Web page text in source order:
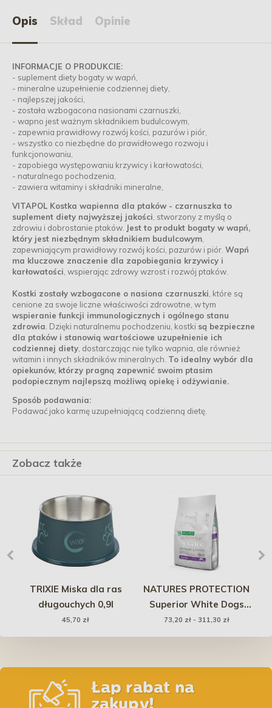
Opis Skład Opinie
INFORMACJE O PRODUKCIE:
- suplement diety bogaty w wapń,
- mineralne uzupełnienie codziennej diety,
- najlepszej jakości,
- została wzbogacona nasionami czarnuszki,
- wapno jest ważnym składnikiem budulcowym,
- zapewnia prawidłowy rozwój kości, pazurów i piór,
- wszystko co niezbędne do prawidłowego rozwoju i
funkcjonowaniu,
- zapobiega występowaniu krzywicy i karłowatości,
- naturalnego pochodzenia,
- zawiera witaminy i składniki mineralne,
VITAPOL Kostka wapienna dla ptaków - czarnuszka to
suplement diety najwyższej jakości , stworzony z myślą o
zdrowiu i dobrostanie ptaków. Jest to produkt bogaty w wapń,
który jest niezbędnym składnikiem budulcowym
zapewniającym prawidłowy rozwój kości, pazurów i piór. Wapń
ma kluczowe znaczenie dla zapobiegania krzywicy i
karłowatości , wspierając zdrowy wzrost i rozwój ptaków.
Kostki zostały wzbogacone o nasiona czarnuszki , które są
cenione za swoje liczne właściwości zdrowotne, w tym
wspieranie funkcji immunologicznych i ogólnego stanu
zdrowia . Dzięki naturalnemu pochodzeniu, kostki są bezpieczne
dla ptaków i stanowią wartościowe uzupełnienie ich
codziennej diety , dostarczając nie tylko wapnia, ale również
witamin i innych składników mineralnych. To idealny wybór dla
opiekunów, którzy pragną zapewnić swoim ptasim
podopiecznym najlepszą możliwą opiekę i odżywianie.
Sposób podawania:
Podawać jako karmę uzupełniającą codzienną dietę.
Zobacz także
TRIXIE Miska dla ras
długouchych 0,9l
45,70 zł
NATURES PROTECTION
Superior White Dogs
Grain Free Salmon Junior
All Breeds
73,20 zł - 311,30 zł
Łap rabat na
zakupy!